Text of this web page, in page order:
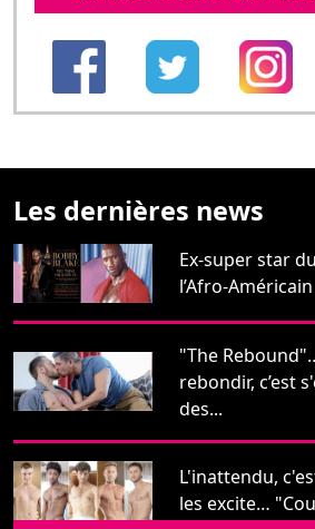
Les dernières news
Ex-super star
"The
des...
les excite…
Restons en contact
Pour nous écrire